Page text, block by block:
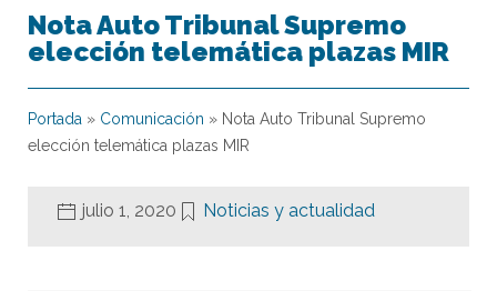
Nota Auto Tribunal Supremo
elección telemática plazas MIR
Portada » Comunicación » Nota Auto Tribunal Supremo
elección telemática plazas MIR
julio 1, 2020 Noticias y actualidad